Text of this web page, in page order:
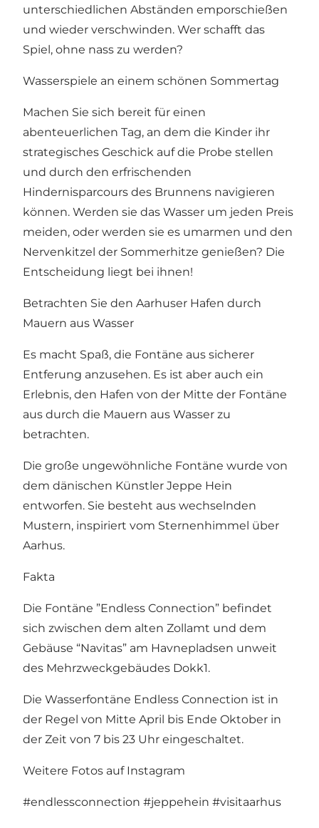
unterschiedlichen Abständen emporschießen
und wieder verschwinden. Wer schafft das
Spiel, ohne nass zu werden?
Wasserspiele an einem schönen Sommertag
Machen Sie sich bereit für einen
abenteuerlichen Tag, an dem die Kinder ihr
strategisches Geschick auf die Probe stellen
und durch den erfrischenden
Hindernisparcours des Brunnens navigieren
können. Werden sie das Wasser um jeden Preis
meiden, oder werden sie es umarmen und den
Nervenkitzel der Sommerhitze genießen? Die
Entscheidung liegt bei ihnen!
Betrachten Sie den Aarhuser Hafen durch
Mauern aus Wasser
Es macht Spaß, die Fontäne aus sicherer
Entferung anzusehen. Es ist aber auch ein
Erlebnis, den Hafen von der Mitte der Fontäne
aus durch die Mauern aus Wasser zu
betrachten.
Die große ungewöhnliche Fontäne wurde von
dem dänischen Künstler Jeppe Hein
entworfen. Sie besteht aus wechselnden
Mustern, inspiriert vom Sternenhimmel über
Aarhus.
Fakta
Die Fontäne ”Endless Connection” befindet
sich zwischen dem alten Zollamt und dem
Gebäuse “Navitas” am Havnepladsen unweit
des Mehrzweckgebäudes Dokk1.
Die Wasserfontäne Endless Connection ist in
der Regel von Mitte April bis Ende Oktober in
der Zeit von 7 bis 23 Uhr eingeschaltet.
Weitere Fotos auf Instagram
#endlessconnection #jeppehein #visitaarhus